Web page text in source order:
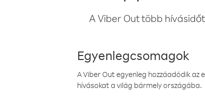
A Viber Out több
Egyenlegcsomagok
A Viber Out egyenleg hozzáadódik
hívásokat a világ bármely országába.